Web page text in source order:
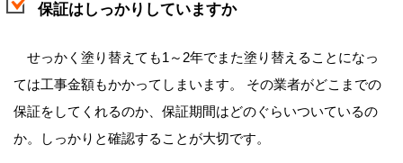
保証はしっかりしていますか
せっかく塗り替えても1～2年でまた塗り替えることになっ
ては工事金額もかかってしまいます。 その業者がどこまでの
保証をしてくれるのか、保証期間はどのぐらいついているの
か。しっかりと確認することが大切です。